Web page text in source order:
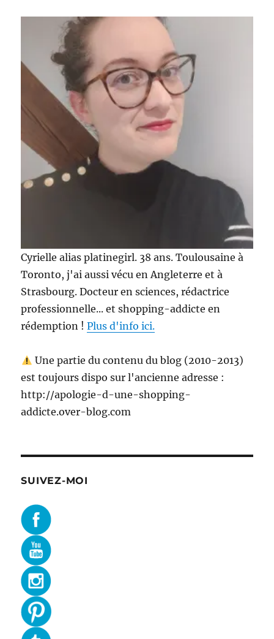
Cyrielle alias platinegirl. 38 ans. Toulousaine à
Toronto, j'ai aussi vécu en Angleterre et à
Strasbourg. Docteur en sciences, rédactrice
professionnelle... et shopping-addicte en
rédemption !Plus d'info ici.
Une partie du contenu du blog (2010-2013)
est toujours dispo sur l'ancienne adresse :
http://apologie-d-une-shopping-
addicte.over-blog.com
SUIVEZ-MOI